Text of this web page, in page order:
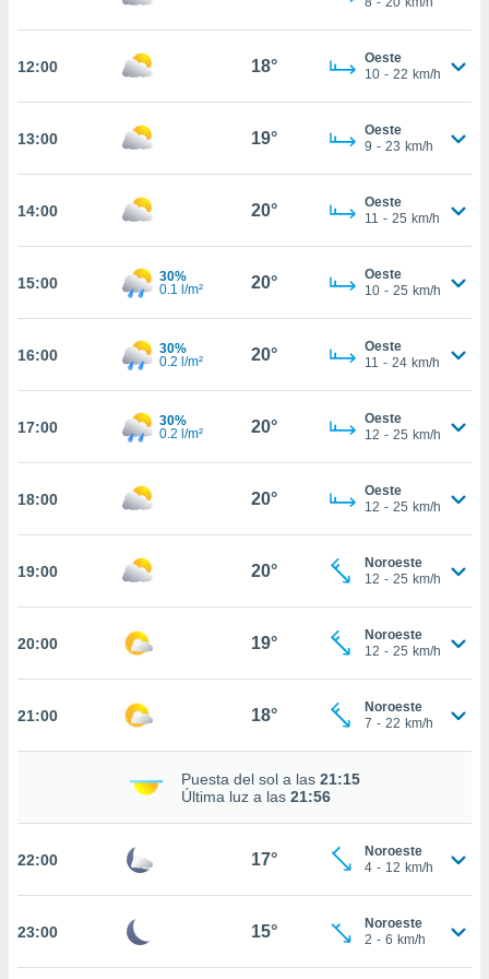
de que
sean
el sitio
para
ni para
aunque
no
abono
como
IP
en
a lo que
Para
u
12:00 18°
Oeste
10 - 22 km/h
13:00 19°
Oeste
9 - 23 km/h
14:00 20°
Oeste
11 - 25 km/h
15:00
30%
0.1 l/m²
20°
Oeste
10 - 25 km/h
16:00
30%
0.2 l/m²
20°
Oeste
11 - 24 km/h
17:00
30%
0.2 l/m²
20°
Oeste
12 - 25 km/h
18:00 20°
Oeste
12 - 25 km/h
19:00 20°
Noroeste
12 - 25 km/h
20:00 19°
Noroeste
12 - 25 km/h
21:00 18°
Noroeste
7 - 22 km/h
Puesta del sol a las 21:15
Última luz a las 21:56
22:00 17°
Noroeste
4 - 12 km/h
23:00 15°
Noroeste
2 - 6 km/h